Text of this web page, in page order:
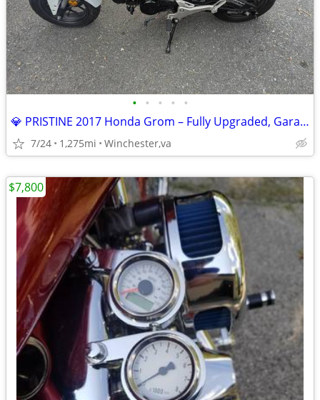
• • • • •
💎 PRISTINE 2017 Honda Grom – Fully Upgraded, Garaged & Meticulously M
7/24 1,275mi Winchester,va
$7,800